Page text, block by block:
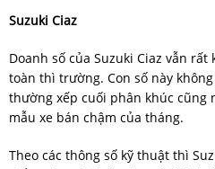
Suzuki Ciaz
Doanh số của Suzuki Ciaz vẫn
toàn thì trường. Con số này
thường xếp cuối phân khúc cũng
mẫu xe bán chậm của tháng.
Theo các thông số kỹ thuật thì